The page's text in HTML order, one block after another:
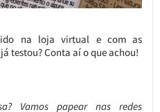
na loja virtual e com as
testou? Conta aí o que achou!
Vamos papear nas redes